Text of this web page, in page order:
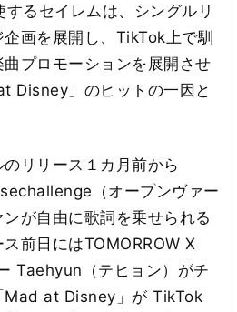
るセイレムは、シングルリ
企画を展開し、TikTok上で馴
プロモーションを展開させ
Disney」のヒットの一因と
リリース１カ月前から
（オープンヴァー
が自由に歌詞を乗せられる
前日にはTOMORROW X
Taehyun（テヒョン）がチ
Mad at Disney」が TikTok